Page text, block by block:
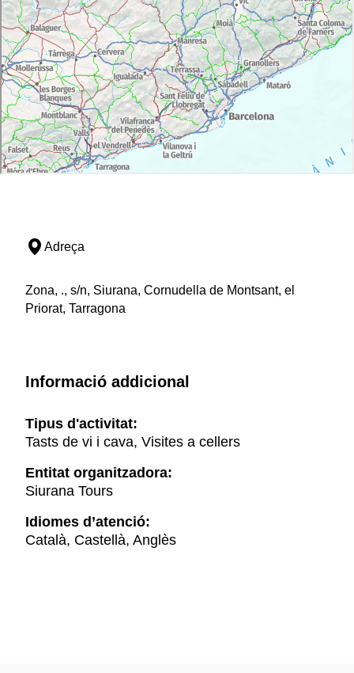
Adreça
Zona, ., s/n, Siurana, Cornudella de Montsant, el
Priorat, Tarragona
Informació addicional
Tipus d'activitat:
Tasts de vi i cava, Visites a cellers
Entitat organitzadora:
Siurana Tours
Idiomes d’atenció:
Català, Castellà, Anglès